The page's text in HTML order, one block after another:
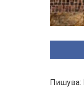
Пишува: